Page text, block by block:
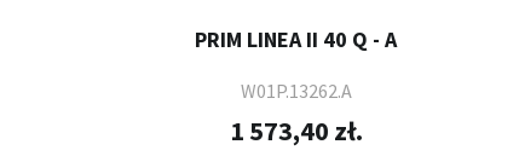
PRIM LINEA II 40 Q - A
W01P.13262.A
1 573,40 zł.